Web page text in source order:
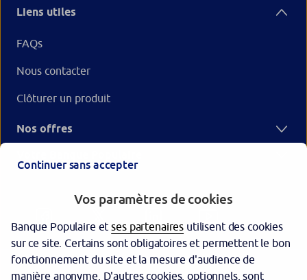
Liens utiles
FAQs
Nous contacter
Clôturer un produit
Nos offres
Continuer sans accepter
Vos paramètres de cookies
Banque Populaire etses partenaires utilisent des cookies
sur ce site. Certains sont obligatoires et permettent le bon
fonctionnement du site et la mesure d'audience de
manière anonyme. D'autres cookies, optionnels, sont